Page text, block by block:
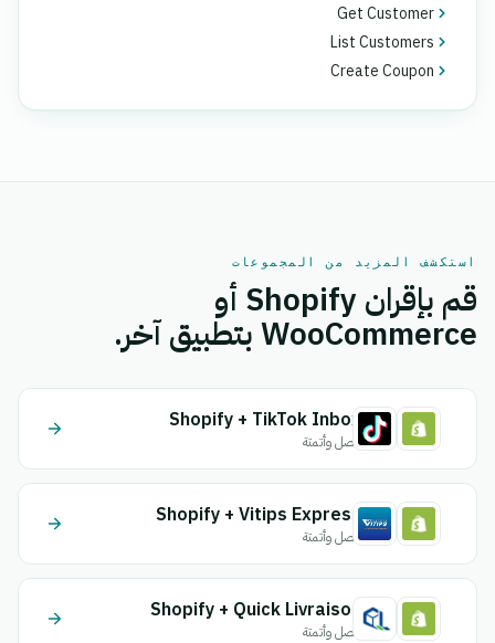
Get Customer
List Customers
Create Coupon
استكشف المزيد من المجموعات
قم بإقران Shopify أو
WooCommerce بتطبيق آخر.
Shopify + TikTok Inbox
اتصل وأتمتة
Shopify + Vitips Express
اتصل وأتمتة
Shopify + Quick Livraison
اتصل وأتمتة